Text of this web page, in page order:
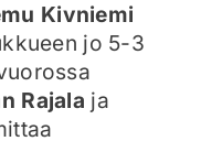
Kivniemi
jo 5-3
Rajala ja